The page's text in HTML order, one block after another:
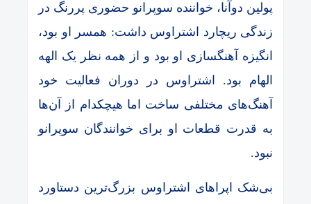
پولین دوآنا، خواننده سوپرانو حضوری پررنگ در
زندگی ریچارد اشتراوس داشت: همسر او بود،
انگیزه آهنگسازی او بود و از همه نظر یک الهه
الهام بود. اشتراوس در دوران فعالیت خود
آهنگ‌های مختلفی ساخت اما هیچکدام از آن‌ها
به قدرت قطعات او برای خوانندگان سوپرانو
نبود.
بی‌شک اپراهای اشتراوس بزرگ‌ترین دستاورد